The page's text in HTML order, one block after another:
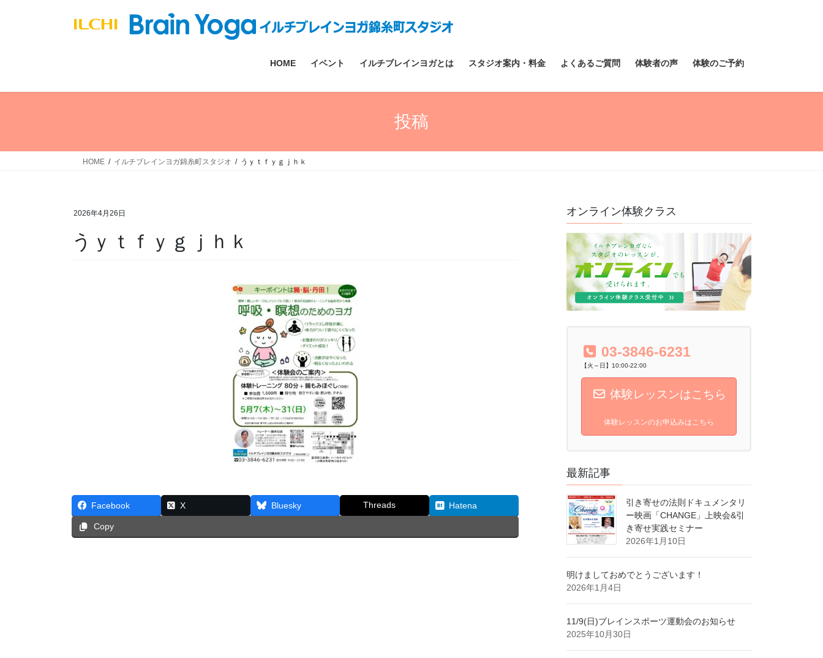
ス
ン
HOME イベント イルチブレインヨガとは スタジオ案内・料金 よくあるご質問 体験者の声 体験のご予約
投稿
HOME イルチブレインヨガ錦糸町スタジオ うｙｔｆｙｇｊｈｋ
2026年4月26日
うｙｔｆｙｇｊｈｋ
Facebook X Bluesky Threads Hatena
Copy
オンライン体験クラス
03-3846-6231
【火～日】10:00-22:00
体験レッスンはこちら
体験レッスンのお申込みはこちら
最新記事
引き寄せの法則ドキュメンタリ
ー映画「CHANGE」上映会&引
き寄せ実践セミナー
2026年1月10日
明けましておめでとうございます！
2026年1月4日
11/9(日)ブレインスポーツ運動会のお知らせ
2025年10月30日